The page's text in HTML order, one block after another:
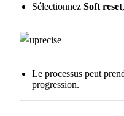
Sélectionnez Soft reset
Le processus peut
progression.